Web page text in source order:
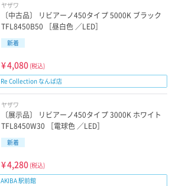
ヤザワ
〔中古品〕 リビアーノ450タイプ 5000K ブラック
TFL8450B50 ［昼白色 ／LED］
新着
¥4,080 (税込)
Re Collection なんば店
ヤザワ
〔展示品〕 リビアーノ450タイプ 3000K ホワイト
TFL8450W30 ［電球色 ／LED］
新着
¥4,280 (税込)
AKIBA 駅前館